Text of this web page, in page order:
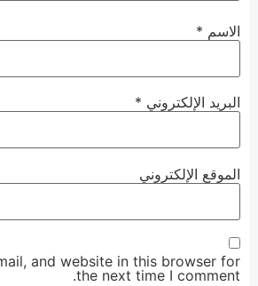
الاسم*
البريد الإلكتروني*
الموقع الإلكتروني
and website in this browser for
the next time I comment.